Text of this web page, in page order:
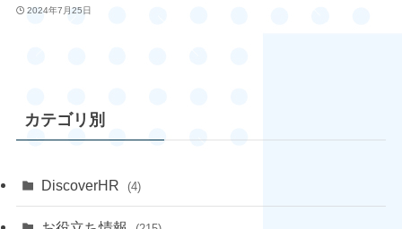
2024年7月25日
カテゴリ別
DiscoverHR (4)